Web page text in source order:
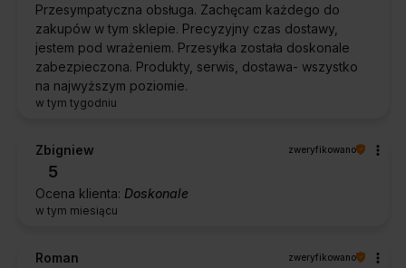
Przesympatyczna obsługa. Zachęcam każdego do
zakupów w tym sklepie. Precyzyjny czas dostawy,
jestem pod wrażeniem. Przesyłka została doskonale
zabezpieczona. Produkty, serwis, dostawa- wszystko
na najwyższym poziomie.
w tym tygodniu
Zbigniew zweryfikowano
5
Ocena klienta: Doskonale
w tym miesiącu
Roman zweryfikowano